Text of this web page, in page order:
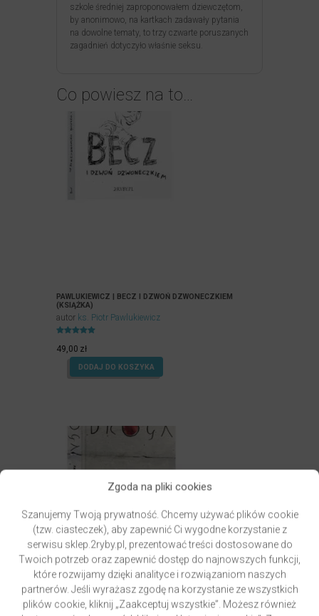
Zgoda na pliki cookies
Szanujemy Twoją prywatność. Chcemy używać plików cookie
(tzw. ciasteczek), aby zapewnić Ci wygodne korzystanie z
serwisu sklep.2ryby.pl, prezentować treści dostosowane do
Twoich potrzeb oraz zapewnić dostęp do najnowszych funkcji,
które rozwijamy dzięki analityce i rozwiązaniom naszych
partnerów. Jeśli wyrażasz zgodę na korzystanie ze wszystkich
plików cookie, kliknij „Zaakceptuj wszystkie”. Możesz również
szkole średniej zaproponowałem dziewczętom,
by anonimowo, na kartkach zadawały pytania
na dowolne tematy, to trzy czwarte poruszanych
zagadnień dotyczyło właśnie seksu.
Co powiesz na to…
PAWLUKIEWICZ | BECZ I DZWOŃ DZWONECZKIEM
(KSIĄŻKA)
autor ks. Piotr Pawlukiewicz
4.99
na 5.
49,00 zł
DODAJ DO KOSZYKA
GRZYWOCZ & PAWLUKIEWICZ | DROGA